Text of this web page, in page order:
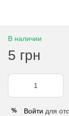
В наличии
5 грн
% Войти для